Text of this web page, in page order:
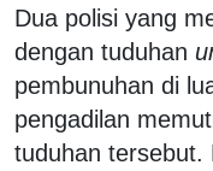
Dua polisi yang
dengan tuduhan
pembunuhan di
pengadilan
tuduhan tersebut.